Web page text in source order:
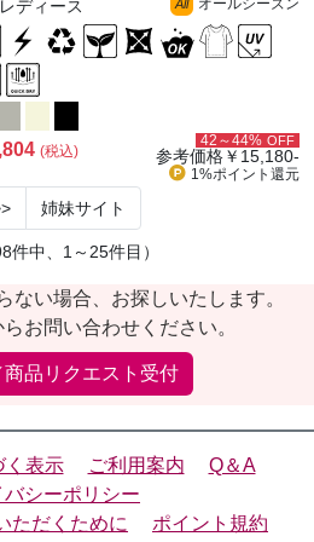
レディース All オールシーズン
(税込)
42～44% OFF
参考価格￥15,180-
1%ポイント 還元
姉妹サイト
件中、1～25件目）
ない場合、お探しいたします。
お問い合わせください。
品リクエスト受付
く表示 ご利用案内
Q＆A
バシーポリシー
ただくために
ポイント規約